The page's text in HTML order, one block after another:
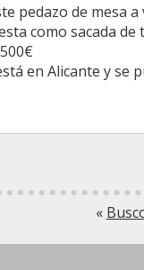
pedazo de mesa
como sacada
en Alicante y
«